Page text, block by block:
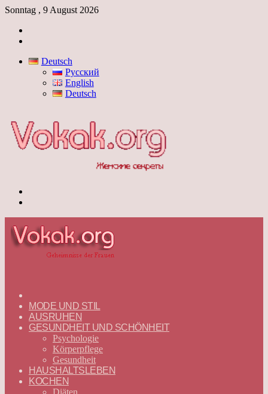
Sonntag , 9 August 2026
Deutsch
Русский
English
Deutsch
—
DEUTSCH
MODE UND STIL
AUSRUHEN
GESUNDHEIT UND SCHÖNHEIT
Psychologie
Körperpflege
Gesundheit
HAUSHALTSLEBEN
KOCHEN
Diäten